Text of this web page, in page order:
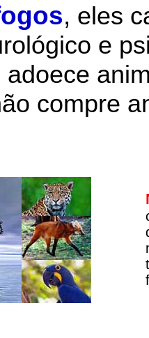
, eles
e
adoece
compre